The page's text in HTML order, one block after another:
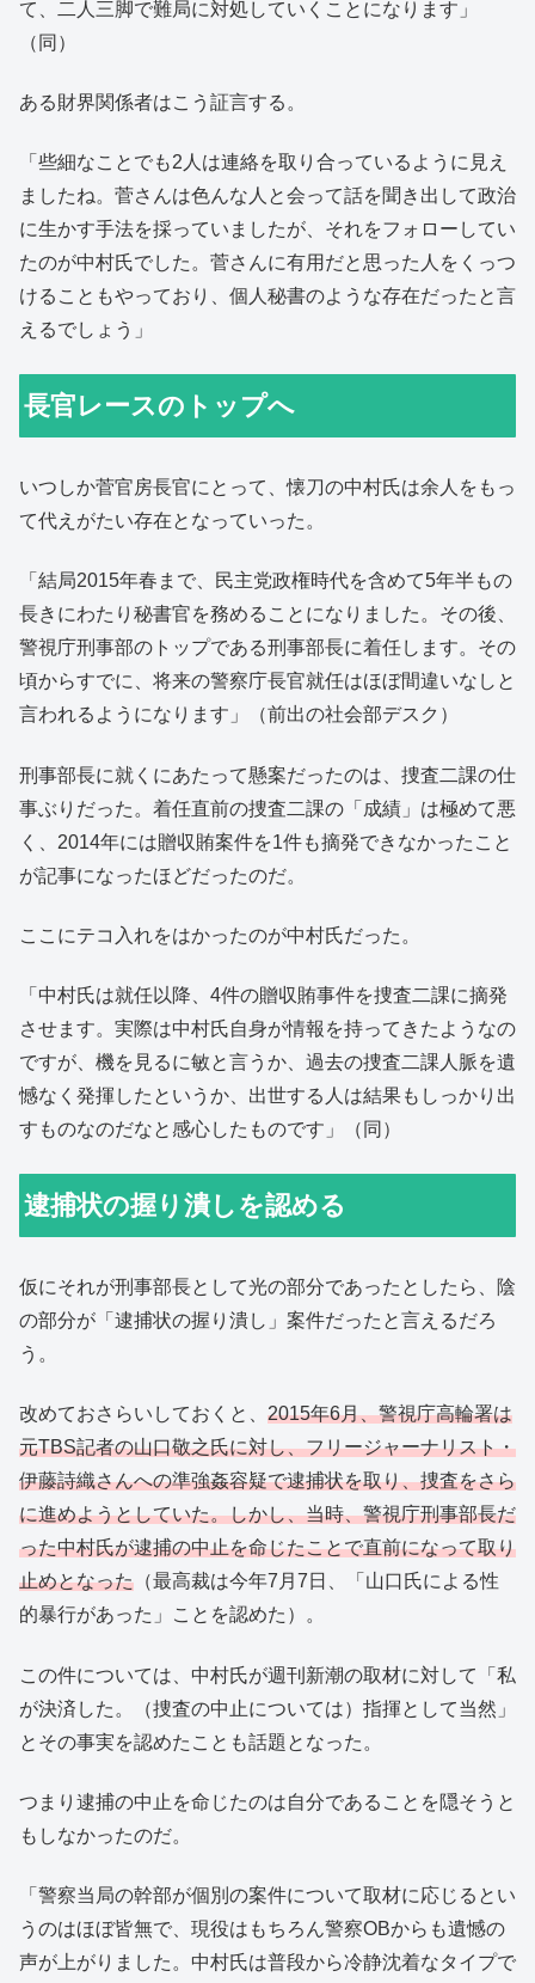
て、二人三脚で難局に対処していくことになります」
（同）
ある財界関係者はこう証言する。
「些細なことでも2人は連絡を取り合っているように見え
ましたね。菅さんは色んな人と会って話を聞き出して政治
に生かす手法を採っていましたが、それをフォローしてい
たのが中村氏でした。菅さんに有用だと思った人をくっつ
けることもやっており、個人秘書のような存在だったと言
えるでしょう」
長官レースのトップへ
いつしか菅官房長官にとって、懐刀の中村氏は余人をもっ
て代えがたい存在となっていった。
「結局2015年春まで、民主党政権時代を含めて5年半もの
長きにわたり秘書官を務めることになりました。その後、
警視庁刑事部のトップである刑事部長に着任します。その
頃からすでに、将来の警察庁長官就任はほぼ間違いなしと
言われるようになります」（前出の社会部デスク）
刑事部長に就くにあたって懸案だったのは、捜査二課の仕
事ぶりだった。着任直前の捜査二課の「成績」は極めて悪
く、2014年には贈収賄案件を1件も摘発できなかったこと
が記事になったほどだったのだ。
ここにテコ入れをはかったのが中村氏だった。
「中村氏は就任以降、4件の贈収賄事件を捜査二課に摘発
させます。実際は中村氏自身が情報を持ってきたようなの
ですが、機を見るに敏と言うか、過去の捜査二課人脈を遺
憾なく発揮したというか、出世する人は結果もしっかり出
すものなのだなと感心したものです」（同）
逮捕状の握り潰しを認める
仮にそれが刑事部長として光の部分であったとしたら、陰
の部分が「逮捕状の握り潰し」案件だったと言えるだろ
う。
改めておさらいしておくと、 2015年6月、警視庁高輪署は
元TBS記者の山口敬之氏に対し、フリージャーナリスト・
伊藤詩織さんへの準強姦容疑で逮捕状を取り、捜査をさら
に進めようとしていた。しかし、当時、警視庁刑事部長だ
った中村氏が逮捕の中止を命じたことで直前になって取り
止めとなった （最高裁は今年7月7日、「山口氏による性
的暴行があった」ことを認めた）。
この件については、中村氏が週刊新潮の取材に対して「私
が決済した。（捜査の中止については）指揮として当然」
とその事実を認めたことも話題となった。
つまり逮捕の中止を命じたのは自分であることを隠そうと
もしなかったのだ。
「警察当局の幹部が個別の案件について取材に応じるとい
うのはほぼ皆無で、現役はもちろん警察OBからも遺憾の
声が上がりました。中村氏は普段から冷静沈着なタイプで